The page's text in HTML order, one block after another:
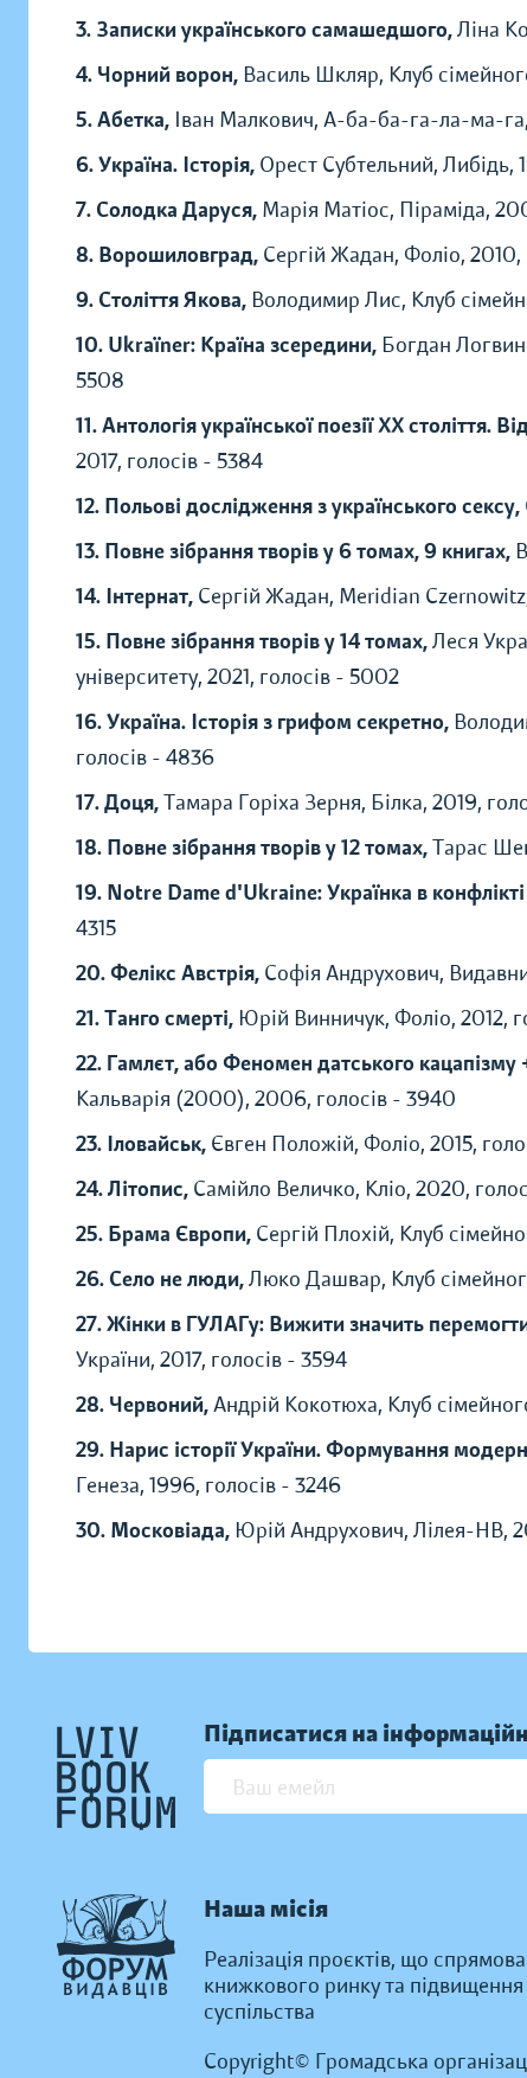
3. Записки українського самашедшого,Ліна
4. Чорний ворон, Василь Шкляр, Клуб
5. Абетка, Іван Малкович, А-ба-ба-га-ла-ма-
6. Україна. Історія, Орест Субтельний, Либідь,
7. Солодка Даруся, Марія Матіос, Піраміда,
8. Ворошиловград, Сергій Жадан, Фоліо, 2010,
9. Століття Якова, Володимир Лис, Клуб
10. Ukraїner: Країна зсередини, Богдан
5508
11. Антологія української поезії ХХ століття.
2017, голосів - 5384
12. Польові дослідження з українського сексу,
13. Повне зібрання творів у 6 томах, 9 книгах,
14. Інтернат, Сергій Жадан, Meridian
15. Повне зібрання творів у 14 томах,Леся
університету, 2021, голосів - 5002
16. Україна. Історія з грифом секретно,
голосів - 4836
17. Доця,Тамара Горіха Зерня, Білка, 2019,
18. Повне зібрання творів у 12 томах,Тарас
19. Notre Dame d'Ukraine: Українка в
4315
20. Фелікс Австрія, Софія Андрухович,
21. Танго смерті, Юрій Винничук, Фоліо, 2012,
22. Гамлєт, або Феномен датського кацапізму
Кальварія (2000), 2006, голосів - 3940
23. Іловайськ, Євген Положій, Фоліо, 2015,
24. Літопис, Самійло Величко, Кліо, 2020,
25. Брама Європи, Сергій Плохій, Клуб
26. Село не люди,Люко Дашвар, Клуб
27. Жінки в ГУЛАГу: Вижити значить
України, 2017, голосів - 3594
28. Червоний,Андрій Кокотюха, Клуб
29. Нарис історії України. Формування
Генеза, 1996, голосів - 3246
30. Московіада, Юрій Андрухович, Лілея-НВ,
Підписатися на
Наша місія
Реалізація проєктів, що
книжкового ринку та підвищення
суспільства
Copyright© Громадська